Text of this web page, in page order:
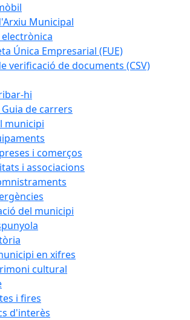
Municipal
Única Empresarial (FUE)
verificació de documents (CSV)
hi
de carrers
municipi
i comerços
i associacions
del municipi
en xifres
cultural
i fires
d'interès